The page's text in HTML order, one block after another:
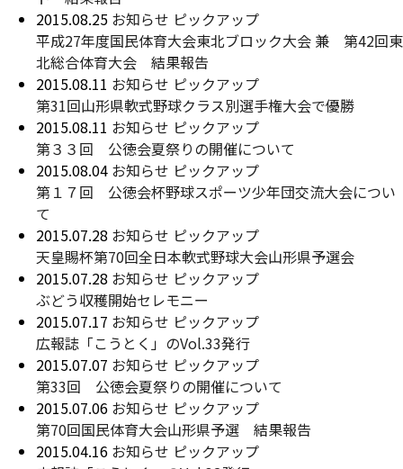
2015.08.25 お知らせ ピックアップ
平成27年度国民体育大会東北ブロック大会 兼 第42回東
北総合体育大会 結果報告
2015.08.11 お知らせ ピックアップ
第31回山形県軟式野球クラス別選手権大会で優勝
2015.08.11 お知らせ ピックアップ
第３３回 公徳会夏祭りの開催について
2015.08.04 お知らせ ピックアップ
第１７回 公徳会杯野球スポーツ少年団交流大会につい
て
2015.07.28 お知らせ ピックアップ
天皇賜杯第70回全日本軟式野球大会山形県予選会
2015.07.28 お知らせ ピックアップ
ぶどう収穫開始セレモニー
2015.07.17 お知らせ ピックアップ
広報誌「こうとく」のVol.33発行
2015.07.07 お知らせ ピックアップ
第33回 公徳会夏祭りの開催について
2015.07.06 お知らせ ピックアップ
第70回国民体育大会山形県予選 結果報告
2015.04.16 お知らせ ピックアップ